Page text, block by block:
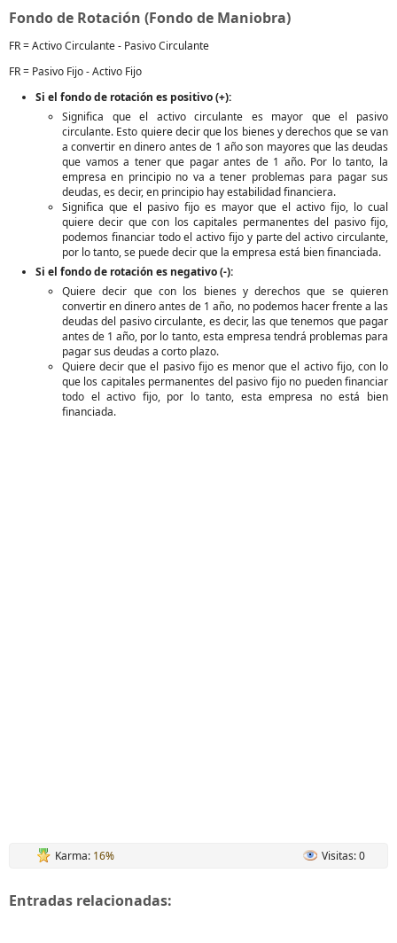
Fondo de Rotación (Fondo de Maniobra)
FR = Activo Circulante - Pasivo Circulante
FR = Pasivo Fijo - Activo Fijo
Si el fondo de rotación es positivo (+):
Significa que el activo circulante es mayor que el pasivo
circulante. Esto quiere decir que los bienes y derechos que se van
a convertir en dinero antes de 1 año son mayores que las deudas
que vamos a tener que pagar antes de 1 año. Por lo tanto, la
empresa en principio no va a tener problemas para pagar sus
deudas, es decir, en principio hay estabilidad financiera.
Significa que el pasivo fijo es mayor que el activo fijo, lo cual
quiere decir que con los capitales permanentes del pasivo fijo,
podemos financiar todo el activo fijo y parte del activo circulante,
por lo tanto, se puede decir que la empresa está bien financiada.
Si el fondo de rotación es negativo (-):
Quiere decir que con los bienes y derechos que se quieren
convertir en dinero antes de 1 año, no podemos hacer frente a las
deudas del pasivo circulante, es decir, las que tenemos que pagar
antes de 1 año, por lo tanto, esta empresa tendrá problemas para
pagar sus deudas a corto plazo.
Quiere decir que el pasivo fijo es menor que el activo fijo, con lo
que los capitales permanentes del pasivo fijo no pueden financiar
todo el activo fijo, por lo tanto, esta empresa no está bien
financiada.
Karma: 16% Visitas: 0
Entradas relacionadas: